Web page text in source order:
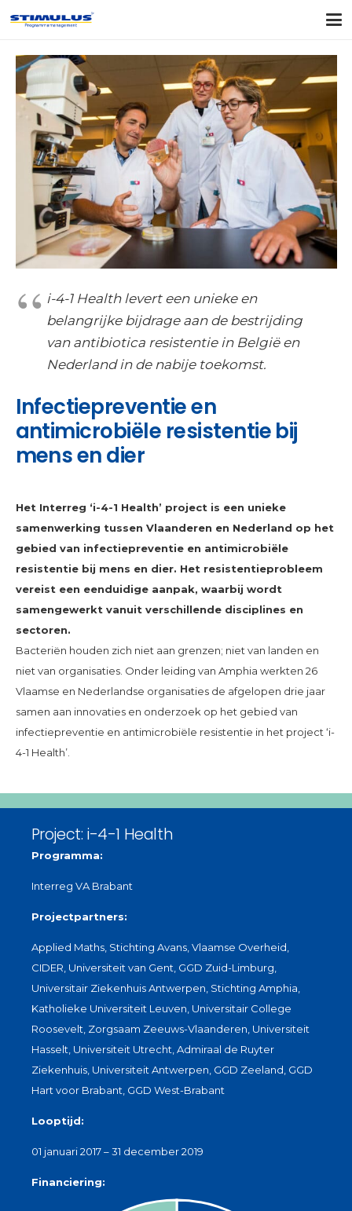
Infectiepreventie en
antimicrobiële resistentie bij
mens en dier
Het Interreg ‘i-4-1 Health’ project is een unieke
samenwerking tussen Vlaanderen en Nederland op het
gebied van infectiepreventie en antimicrobiële
resistentie bij mens en dier. Het resistentieprobleem
vereist een eenduidige aanpak, waarbij wordt
samengewerkt vanuit verschillende disciplines en
sectoren.
Bacteriën houden zich niet aan grenzen; niet van landen en
niet van organisaties. Onder leiding van Amphia werkten 26
Vlaamse en Nederlandse organisaties de afgelopen drie jaar
samen aan innovaties en onderzoek op het gebied van
infectiepreventie en antimicrobiële resistentie in het project ‘i-
4-1 Health’.
i-4-1 Health levert een unieke en
belangrijke bijdrage aan de bestrijding
van antibiotica resistentie in België en
Nederland in de nabije toekomst.
Project: i-4-1 Health
Programma:
Interreg VA Brabant
Projectpartners:
Applied Maths, Stichting Avans, Vlaamse Overheid,
CIDER, Universiteit van Gent, GGD Zuid-Limburg,
Universitair Ziekenhuis Antwerpen, Stichting Amphia,
Katholieke Universiteit Leuven, Universitair College
Roosevelt, Zorgsaam Zeeuws-Vlaanderen, Universiteit
Hasselt, Universiteit Utrecht, Admiraal de Ruyter
Ziekenhuis, Universiteit Antwerpen, GGD Zeeland, GGD
Hart voor Brabant, GGD West-Brabant
Looptijd:
01 januari 2017 – 31 december 2019
Financiering: